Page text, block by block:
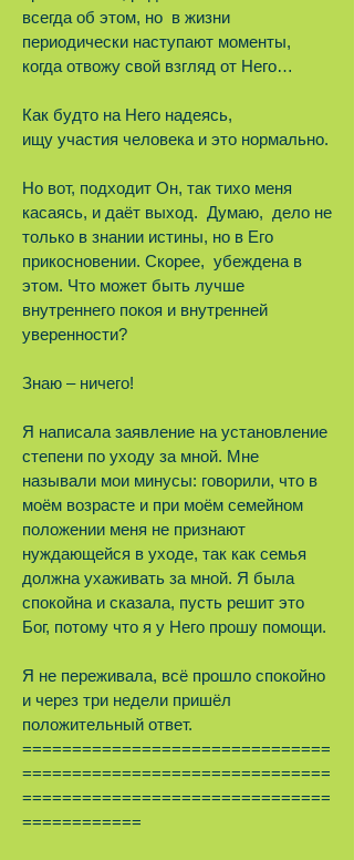
всегда об этом, но в жизни
периодически наступают моменты,
когда отвожу свой взгляд от Него…
Как будто на Него надеясь,
ищу участия человека и это нормально.
Но вот, подходит Он, так тихо меня
касаясь, и даёт выход. Думаю, дело не
только в знании истины, но в Его
прикосновении. Скорее, убеждена в
этом. Что может быть лучше
внутреннего покоя и внутренней
уверенности?
Знаю – ничего!
Я написала заявление на установление
степени по уходу за мной. Мне
называли мои минусы: говорили, что в
моём возрасте и при моём семейном
положении меня не признают
нуждающейся в уходе, так как семья
должна ухаживать за мной. Я была
спокойна и сказала, пусть решит это
Бог, потому что я у Него прошу помощи.
Я не переживала, всё прошло спокойно
и через три недели пришёл
положительный ответ.
===============================
===============================
===============================
============